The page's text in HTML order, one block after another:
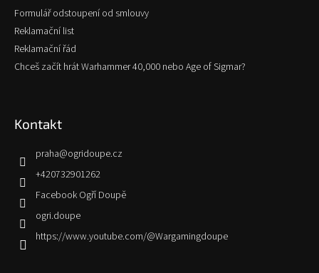
Formulář odstoupení od smlouvy
Reklamační list
Reklamační řád
Chceš začít hrát Warhammer 40,000 nebo Age of Sigmar?
Kontakt
praha@ogridoupe.cz
+420732901262
Facebook Ogří Doupě
ogri.doupe
https://www.youtube.com/@Wargamingdoupe